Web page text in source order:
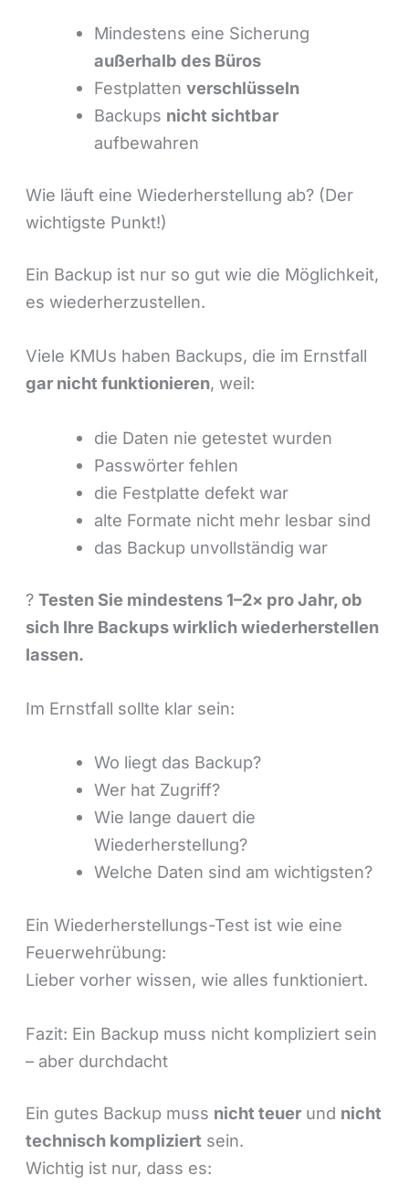
Mindestens eine Sicherung
außerhalb des Büros
Festplatten verschlüsseln
Backups nicht sichtbar
aufbewahren
Wie läuft eine Wiederherstellung ab? (Der
wichtigste Punkt!)
Ein Backup ist nur so gut wie die Möglichkeit,
es wiederherzustellen.
Viele KMUs haben Backups, die im Ernstfall
gar nicht funktionieren, weil:
die Daten nie getestet wurden
Passwörter fehlen
die Festplatte defekt war
alte Formate nicht mehr lesbar sind
das Backup unvollständig war
?Testen Sie mindestens 1–2× pro Jahr, ob
sich Ihre Backups wirklich wiederherstellen
lassen.
Im Ernstfall sollte klar sein:
Wo liegt das Backup?
Wer hat Zugriff?
Wie lange dauert die
Wiederherstellung?
Welche Daten sind am wichtigsten?
Ein Wiederherstellungs-Test ist wie eine
Feuerwehrübung:
Lieber vorher wissen, wie alles funktioniert.
Fazit: Ein Backup muss nicht kompliziert sein
– aber durchdacht
Ein gutes Backup muss nicht teuer und nicht
technisch kompliziert sein.
Wichtig ist nur, dass es: